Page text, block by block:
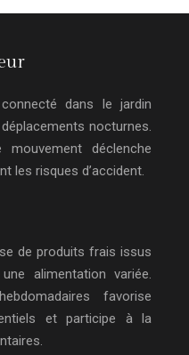
connecté dans le jardin
nocturnes.
mouvement déclenche
les risques d’accident.
de produits frais issus
alimentation variée.
favorise
et participe à la